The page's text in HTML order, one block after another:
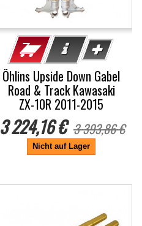
Öhlins Upside Down Gabel
Road & Track Kawasaki
ZX-10R 2011-2015
3 224,16 € 3 393,86 €
Nicht auf Lager